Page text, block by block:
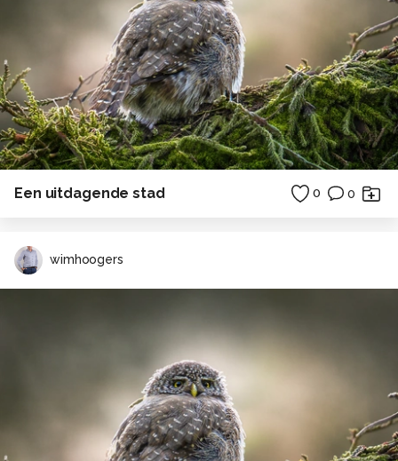
Een uitdagende stad 0 0
wimhoogers